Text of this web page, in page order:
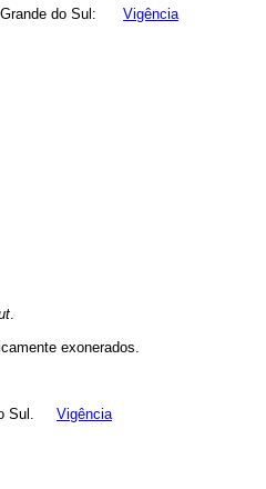
Grande do Sul: Vigência
.
exonerados.
Sul. Vigência